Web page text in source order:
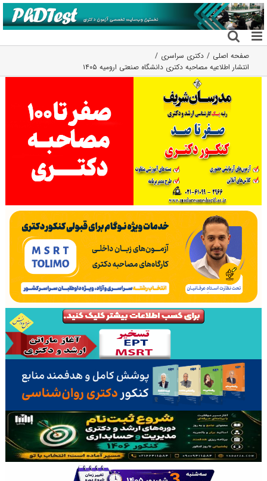
رفتن
به
محتوا
صفحه اصلی
دکتری سراسری
انتشار اطلاعیه مصاحبه دکتری دانشگاه صنعتی ارومیه ۱۴۰۵